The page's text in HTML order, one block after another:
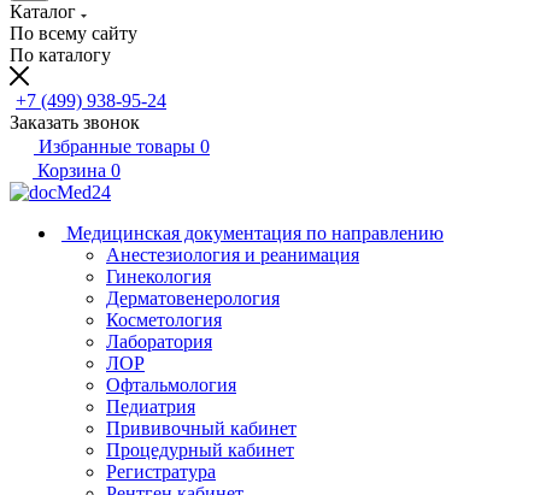
Каталог
По всему сайту
По каталогу
+7 (499) 938-95-24
Заказать звонок
Избранные товары 0
Корзина 0
Медицинская документация по направлению
Анестезиология и реанимация
Гинекология
Дерматовенерология
Косметология
Лаборатория
ЛОР
Офтальмология
Педиатрия
Прививочный кабинет
Процедурный кабинет
Регистратура